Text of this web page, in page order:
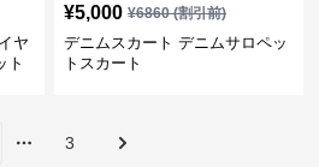
ヤ
ト
¥5,000 ¥6860(割引前)
デニムスカート デニムサロペッ
トスカート
More pages
3